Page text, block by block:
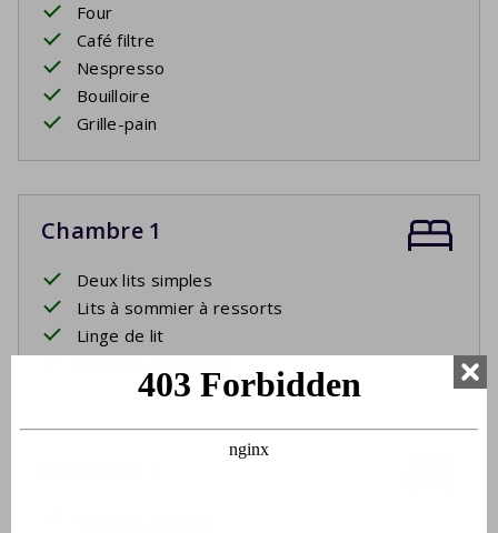
Four
Café filtre
Nespresso
Bouilloire
Grille-pain
Chambre 1
Deux lits simples
Lits à sommier à ressorts
Linge de lit